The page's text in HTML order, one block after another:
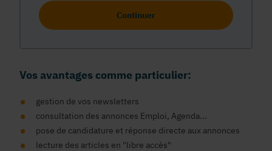
Continuer
Vos avantages comme particulier:
gestion de vos newsletters
consultation des annonces Emploi, Agenda...
pose de candidature et réponse directe aux annonces
lecture des articles en "libre accès"